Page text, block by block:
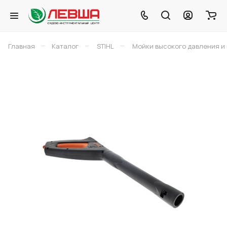
Главная – Каталог – STIHL – Мойки высокого давления